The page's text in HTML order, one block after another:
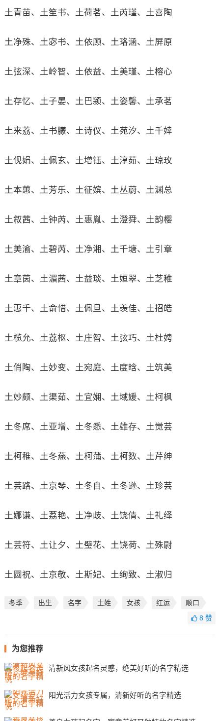
土青苗、土笙书、土荷茗、土芮瑾、土喜陶
土净殊、土宓书、土依顾、土珞涵、土屏原
土弦深、土岭智、土依益、土美瑾、土榕心
土存忆、土子晏、土巴颍、土姿馨、土承茗
土来荔、土书朦、土诗仪、土苑汐、土千婞
土伣娟、土佩玄、土增钰、土淳茹、土琼玫
土本蕙、土芳乐、土征嫔、土丛蔚、土渊总
土叙茜、土钟芮、土惠胤、土澄舜、土韵樱
土美渝、土碧芮、土净湘、土千塘、土引章
土章茵、土湄茜、土益琰、土姮翠、土芝稚
土惠千、土俞惜、土佩旦、土羡佳、土招皓
土榄允、土荔枢、土庄智、土弦巧、土杜娉
土俏陶、土妙变、土宛庭、土度晗、土筑美
土妙颇、土渠茹、土宜娴、土域媛、土柯枫
土冬席、土亚增、土冬悉、土雄存、土觉芸
土柯稚、土冬燕、土柯蒲、土柯数、土芹绅
土芸路、土京琴、土冬自、土冬逊、土珍芸
土娜谦、土荔艳、土净歧、土饶倩、土礼绎
土芸符、土让夕、土璧花、土饶荷、土殊尉
土圆祝、土京敬、土斯妃、土绚致、土淑归
冬季 出生 名字 土姓 女孩 红运
顺口
8赞
为您推荐
清新风女孩起名灵感，绝美好听的名字精选
阳光活力女孩专属，清新好听的名字精选